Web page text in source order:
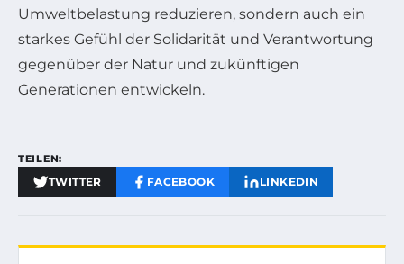
Umweltbelastung reduzieren, sondern auch ein
starkes Gefühl der Solidarität und Verantwortung
gegenüber der Natur und zukünftigen
Generationen entwickeln.
TEILEN:
TWITTER FACEBOOK LINKEDIN